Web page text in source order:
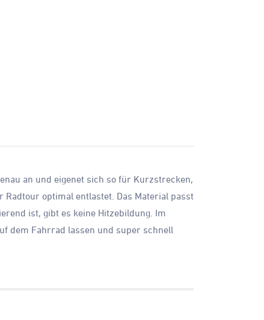
an und eigenet sich so für Kurzstrecken,
optimal entlastet. Das Material passt
ist, gibt es keine Hitzebildung. Im
dem Fahrrad lassen und super schnell